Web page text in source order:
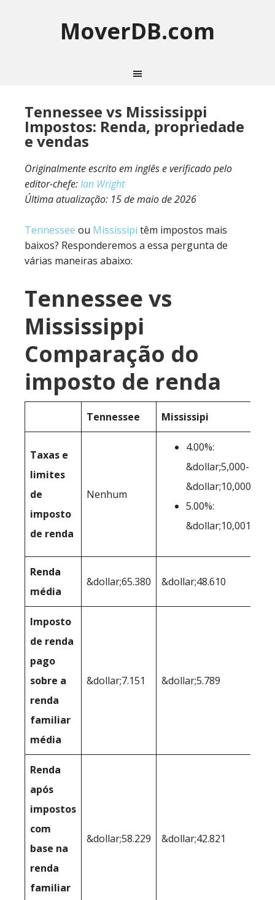
MoverDB.com
Tennessee vs Mississippi
Impostos: Renda, propriedade
e vendas
Originalmente escrito em inglês e verificado pelo
editor-chefe:Ian Wright
Última atualização: 15 de maio de 2026
Tennessee ou Mississipi têm impostos mais
baixos? Responderemos a essa pergunta de
várias maneiras abaixo:
Tennessee vs
Mississippi
Comparação do
imposto de renda
Tennessee Mississipi
Taxas e
limites
de
imposto
de renda
Nenhum
4.00%:
&dollar;5,000-
&dollar;10,000
5.00%:
&dollar;10,001+
Renda
média
&dollar;65.380 &dollar;48.610
Imposto
de renda
pago
sobre a
renda
familiar
média
&dollar;7.151 &dollar;5.789
Renda
após
impostos
com
base na
renda
familiar
&dollar;58.229 &dollar;42.821